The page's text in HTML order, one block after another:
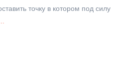
точку в котором под силу